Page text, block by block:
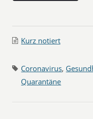
Kurz notiert
Coronavirus,
Quarantäne